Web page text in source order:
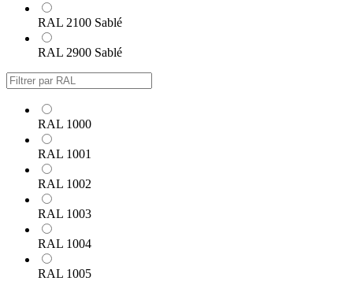
RAL 2100 Sablé
RAL 2900 Sablé
RAL 1000
RAL 1001
RAL 1002
RAL 1003
RAL 1004
RAL 1005